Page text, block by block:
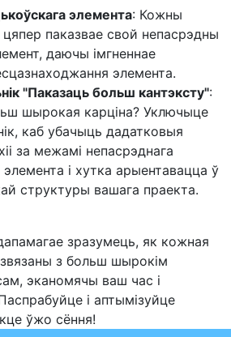
элемента: Кожны
паказвае свой непасрэдны
даючы імгненнае
элемента.
"Паказаць больш кантэксту":
шырокая карціна? Уключыце
каб убачыць дадатковыя
за межамі непасрэднага
элемента і хутка арыентавацца ў
структуры вашага праекта.
зразумець, як кожная
з больш шырокім
эканомячы ваш час і
і аптымізуйце
ўжо сёння!